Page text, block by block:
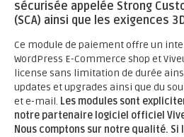
sécurisée appelée Strong
(SCA) ainsi que les exigences
Ce module de paiement offre un
WordPress E-Commerce shop et
license sans limitation de durée
updates et upgrades ainsi que du
et e-mail. Les modules sont
notre partenaire logiciel officiel
Nous comptons sur notre qualité.